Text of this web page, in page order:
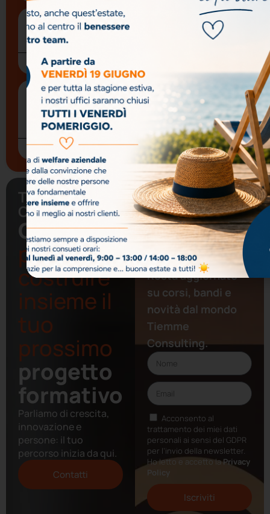
FONDIMPRESA COMPETENZE DI BASE – Aperte
le adesioni per la IV SCADENZA
25 Maggio 2026
Le competenze manageriali sono oggi uno dei
principali moltiplicatori di competitività per le
imprese.
18 Marzo 2026
Ti. Emme.
Consulting
Contattaci
per
costruire
insieme il
tuo
prossimo
progetto
formativo
Parliamo di crescita,
innovazione e
persone: il tuo
percorso inizia da qui.
Contatti
Iscriviti alla
nostra
Resta aggiornato
su corsi, bandi e
novità dal mondo
Tiemme
Consulting.
Acconsento al
trattamento dei miei dati
personali ai sensi del GDPR
per l’invio della newsletter.
Ho letto e accetto laPrivacy
Policy
Iscriviti